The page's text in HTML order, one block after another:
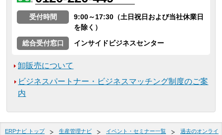
受付時間
9:00～17:30（土日祝日および当社休業日
を除く）
総合受付窓口
インサイドビジネスセンター
卸販売について
ビジネスパートナー・ビジネスマッチング制度のご案
内
ERPナビ トップ 生産管理ナビ イベント・セミナー一覧
過去のオンライ